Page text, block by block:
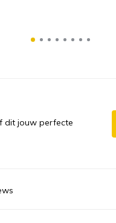
dit jouw perfecte